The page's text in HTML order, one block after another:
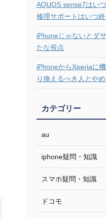
AQUOS sense7はい
修理サポートはいつ
iPhoneじゃないとダ
たな視点
iPhoneからXperiaに
り換えるべき人とや
カテゴリー
au
iphone疑問・知識
スマホ疑問・知識
ドコモ